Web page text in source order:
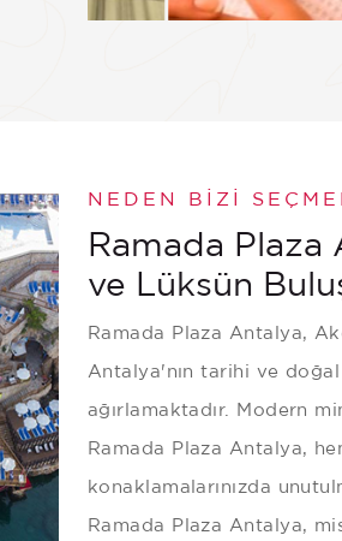
NEDEN BIZI
Ramada Plaza
ve Lüksün
Ramada Plaza Antalya,
Antalya'nın tarihi ve
ağırlamaktadır. Modern
Ramada Plaza Antalya,
konaklamalarınızda
Ramada Plaza Antalya,